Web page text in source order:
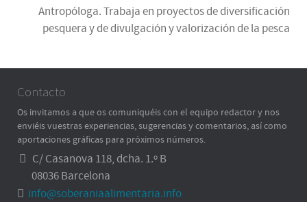
Antropóloga. Trabaja en proyectos de diversificación
pesquera y de divulgación y valorización de la pesca
Contacto
Os invitamos a que os comuniquéis con el equipo redactor y nos
enviéis vuestras experiencias, sugerencias y comentarios, así como
aportaciones gráficas para próximos números.
C/ Casanova 118, dcha. 1.º B
08036 Barcelona
info@soberaniaalimentaria.info